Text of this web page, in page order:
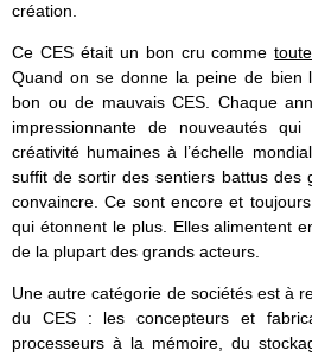
création.
Ce CES était un bon cru comme
Quand on se donne la peine de bien
bon ou de mauvais CES. Chaque
impressionnante de nouveautés
créativité humaines à l’échelle
suffit de sortir des sentiers battus des
convaincre. Ce sont encore et
qui étonnent le plus. Elles alimentent
de la plupart des grands acteurs.
Une autre catégorie de sociétés est à
du CES : les concepteurs et
processeurs à la mémoire, du